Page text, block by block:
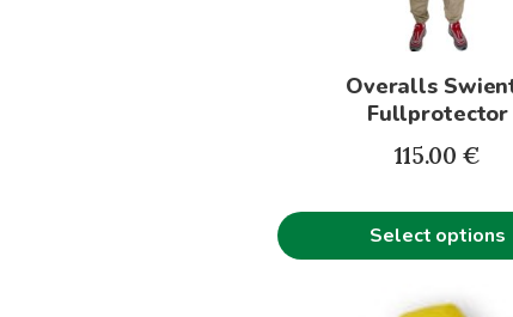
Overalls
Fullprotector
115.00 €
Select options
page